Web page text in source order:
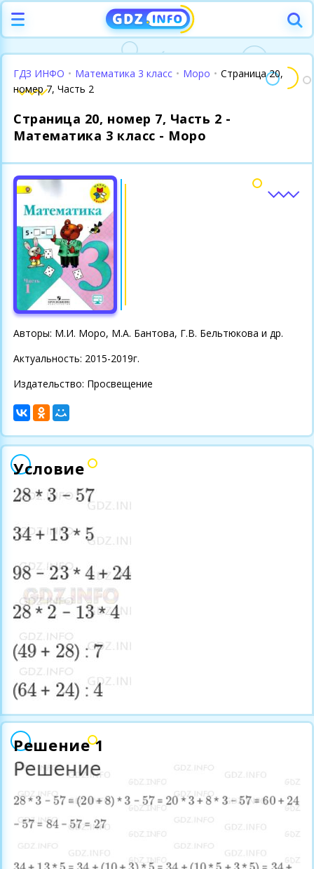
ГДЗ ИНФО • Математика 3 класс • Моро • Страница 20,
номер 7, Часть 2
Страница 20, номер 7, Часть 2 -
Математика 3 класс - Моро
Авторы: М.И. Моро, М.А. Бантова, Г.В. Бельтюкова и др.
Актуальность: 2015-2019г.
Издательство: Просвещение
Условие
Решение 1